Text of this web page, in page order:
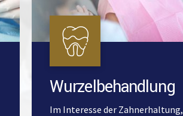
Wurzelbehandlung
Im Interesse der Zahnerhaltung,